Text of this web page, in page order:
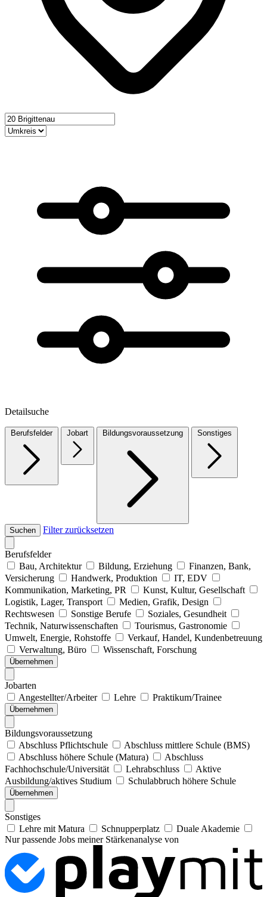
Detailsuche
Berufsfelder Jobart Bildungsvoraussetzung Sonstiges
Suchen Filter zurücksetzen
Berufsfelder
Bau, Architektur
Bildung, Erziehung
Finanzen, Bank,
Versicherung
Handwerk, Produktion
IT, EDV
Kommunikation, Marketing, PR
Kunst, Kultur, Gesellschaft
Logistik, Lager, Transport
Medien, Grafik, Design
Rechtswesen
Sonstige Berufe
Soziales, Gesundheit
Technik, Naturwissenschaften
Tourismus, Gastronomie
Umwelt, Energie, Rohstoffe
Verkauf, Handel, Kundenbetreuung
Verwaltung, Büro
Wissenschaft, Forschung
Übernehmen
Jobarten
Angestellter/Arbeiter
Lehre Praktikum/Trainee
Übernehmen
Bildungsvoraussetzung
Abschluss Pflichtschule
Abschluss mittlere Schule (BMS)
Abschluss höhere Schule (Matura)
Abschluss
Fachhochschule/Universität
Lehrabschluss
Aktive
Ausbildung/aktives Studium
Schulabbruch höhere Schule
Übernehmen
Sonstiges
Lehre mit Matura
Schnupperplatz
Duale Akademie
Nur passende Jobs meiner Stärkenanalyse von